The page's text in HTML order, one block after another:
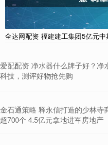
全达网配资 福建建工集团5亿元
爱配配资 净水器什么牌子好？净
科技，测评好物抢先购
金石通策略 释永信打造的少林寺
超700个 4.5亿元拿地进军房地产